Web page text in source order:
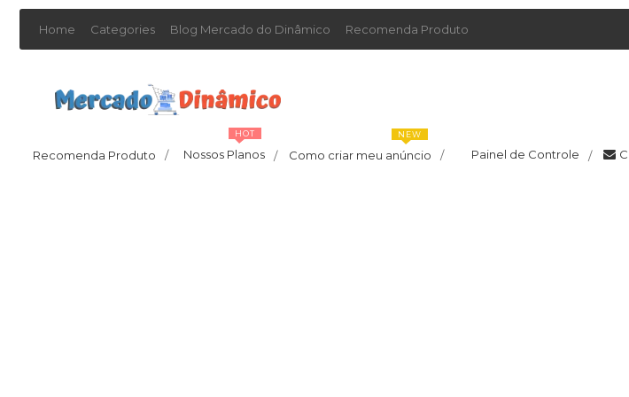
Home Categories Blog Mercado do Dinâmico Recomenda Produto
Recomenda Produto / Nossos Planos /
HOT
Como criar meu anúncio /
NEW
Painel de Controle /